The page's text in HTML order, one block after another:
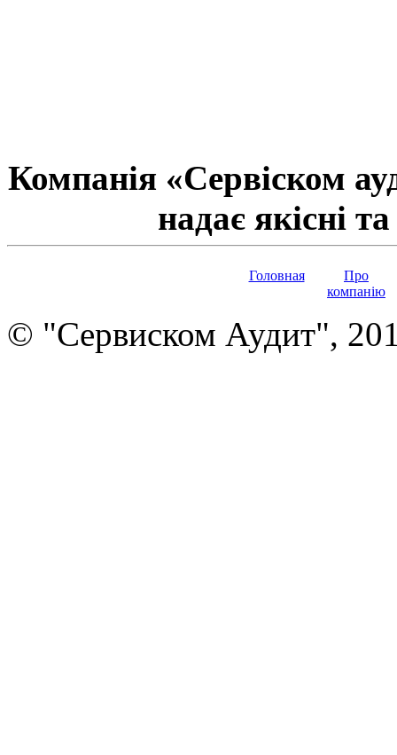
Компанія «Сервіском
надає якісні
Головная
Про
компанію
© "Сервиском Аудит",